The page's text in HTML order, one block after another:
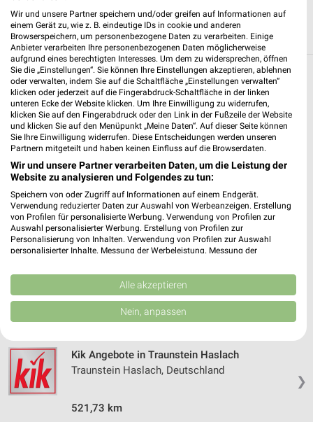
Weitere Kik Geschäfte mit Angeboten in und
um Bad Reichenhall
5 Geschäfte und Orte
Kik Angebote in Freilassing
Freilassing, Deutschland
522,53 km
Verdistraße 15
83395 Freilassing
520,89 km
❯
Kik Angebote in Traunstein Haslach
Traunstein Haslach, Deutschland
521,73 km
Wir und unsere Partner speichern und/oder greifen auf Informationen auf
einem Gerät zu, wie z. B. eindeutige IDs in cookie und anderen
Browserspeichern, um personenbezogene Daten zu verarbeiten. Einige
Anbieter verarbeiten Ihre personenbezogenen Daten möglicherweise
aufgrund eines berechtigten Interesses. Um dem zu widersprechen, öffnen
Sie die „Einstellungen“. Sie können Ihre Einstellungen akzeptieren, ablehnen
oder verwalten, indem Sie auf die Schaltfläche „Einstellungen verwalten“
klicken oder jederzeit auf die Fingerabdruck-Schaltfläche in der linken
unteren Ecke der Website klicken. Um Ihre Einwilligung zu widerrufen,
klicken Sie auf den Fingerabdruck oder den Link in der Fußzeile der Website
und klicken Sie auf den Menüpunkt „Meine Daten“. Auf dieser Seite können
Sie Ihre Einwilligung widerrufen. Diese Entscheidungen werden unseren
Partnern mitgeteilt und haben keinen Einfluss auf die Browserdaten.
Wir und unsere Partner verarbeiten Daten, um die Leistung der
Website zu analysieren und Folgendes zu tun:
Speichern von oder Zugriff auf Informationen auf einem Endgerät.
Verwendung reduzierter Daten zur Auswahl von Werbeanzeigen. Erstellung
von Profilen für personalisierte Werbung. Verwendung von Profilen zur
Auswahl personalisierter Werbung. Erstellung von Profilen zur
Personalisierung von Inhalten. Verwendung von Profilen zur Auswahl
personalisierter Inhalte. Messung der Werbeleistung. Messung der
Kombinationen von Daten aus verschiedenen Quellen. Entwicklung und
Verbesserung der Angebote. Verwendung reduzierter Daten zur Auswahl
von Inhalten.
Daten können außerhalb der Europäischen Union weitergegeben und in die
USA gesendet werden.
Website/App.
Partnerliste anzeigen (1 IAB-Anbieter)
Wir nutzen Ihre Daten für folgende Zwecke:
IAB-Verarbeitungszwecke:
Alle akzeptieren
Nein, anpassen